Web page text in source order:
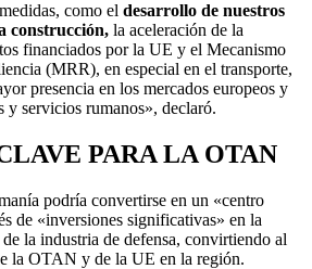
como el desarrollo de nuestros
construcción, la aceleración de la
financiados por la UE y el Mecanismo
(MRR), en especial en el transporte,
presencia en los mercados europeos y
y servicios rumanos», declaró.
PARA LA OTAN
podría convertirse en un «centro
de «inversiones significativas» en la
la industria de defensa, convirtiendo al
la OTAN y de la UE en la región.